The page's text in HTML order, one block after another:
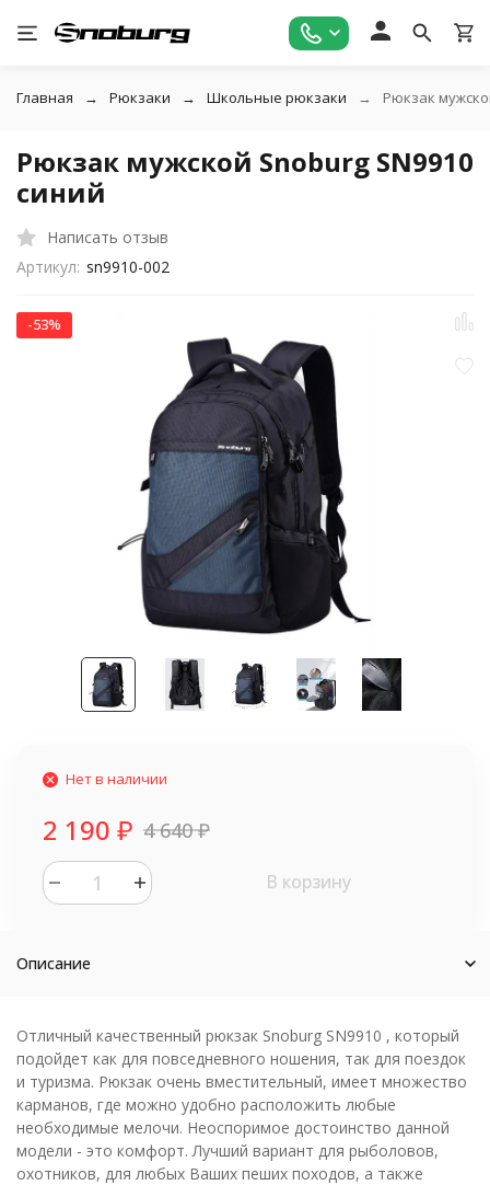
Главная Рюкзаки Школьные рюкзаки Рюкзак
Рюкзак мужской Snoburg SN9910
синий
Написать отзыв
Артикул: sn9910-002
-53%
Нет в наличии
2 190 ₽ 4 640₽
В корзину
Описание
Отличный качественный рюкзак Snoburg SN9910 , который
подойдет как для повседневного ношения, так для поездок
и туризма. Рюкзак очень вместительный, имеет множество
карманов, где можно удобно расположить любые
необходимые мелочи. Неоспоримое достоинство данной
модели - это комфорт. Лучший вариант для рыболовов,
охотников, для любых Ваших пеших походов, а также